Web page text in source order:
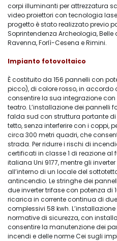
corpi illuminanti per attrezzatura
video proiettori con tecnologia
progetto è stato realizzato previo
Soprintendenza Archeologia,
Ravenna, Forlì-Cesena e Rimini.
Impianto fotovoltaico
È costituito da 156 pannelli con
picco), di colore rosso, in accordo
consentire la sua integrazione
teatro. L’installazione dei pannelli
falda sud con struttura portante
tetto, senza interferire con i coppi,
circa 300 metri quadri, che
strada. Per ridurre i rischi di
certificati in classe 1 di reazione
italiana Uni 9177, mentre gli
all’interno di un locale del
antincendio. Le stringhe dei
due inverter trifase con potenza di
ricarica in corrente continua di
complessivi 58 kwh.
normative di sicurezza, con
consentire la manutenzione dei
incendi e delle norme Cei sugli